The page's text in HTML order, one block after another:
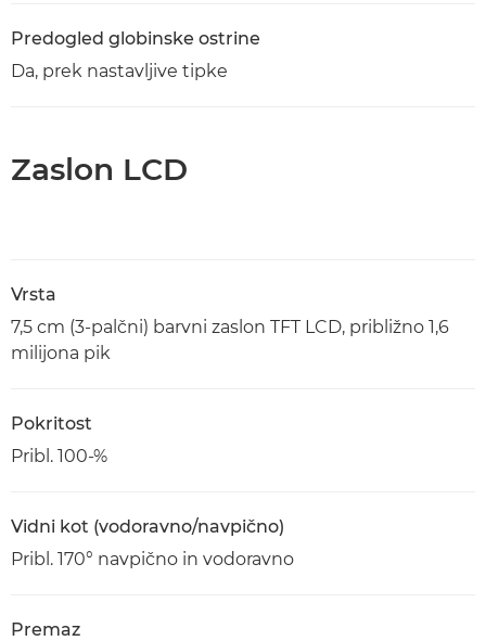
Predogled globinske ostrine
Da, prek nastavljive tipke
Zaslon LCD
Vrsta
7,5 cm (3-palčni) barvni zaslon TFT LCD, približno 1,6
milijona pik
Pokritost
Pribl. 100-%
Vidni kot (vodoravno/navpično)
Pribl. 170° navpično in vodoravno
Premaz